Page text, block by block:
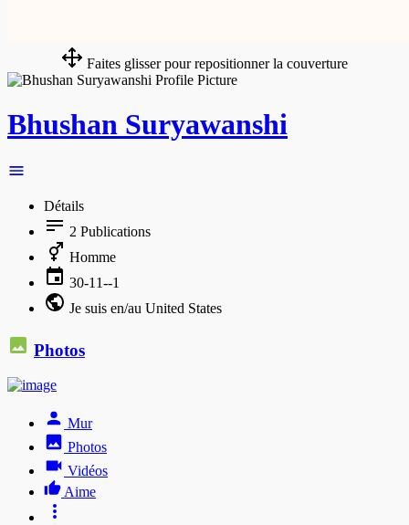
Faites glisser pour repositionner la couverture
Bhushan Suryawanshi
Détails
2 Publications
Homme
30-11--1
Je suis en/au United States
Photos
Mur
Photos
Vidéos
Aime